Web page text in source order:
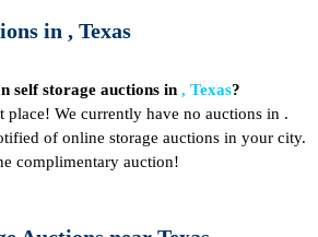
in , Texas
self storage auctions in , Texas?
place! We currently have no auctions in .
of online storage auctions in your city.
complimentary auction!